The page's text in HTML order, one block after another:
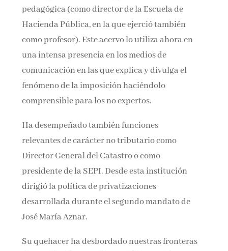
pedagógica (como director de la Escuela de
Hacienda Pública, en la que ejerció también
como profesor). Este acervo lo utiliza ahora en
una intensa presencia en los medios de
comunicación en las que explica y divulga el
fenómeno de la imposición haciéndolo
comprensible para los no expertos.
Ha desempeñado también funciones
relevantes de carácter no tributario como
Director General del Catastro o como
presidente de la SEPI. Desde esta institución
dirigió la política de privatizaciones
desarrollada durante el segundo mandato de
José María Aznar.
Su quehacer ha desbordado nuestras fronteras